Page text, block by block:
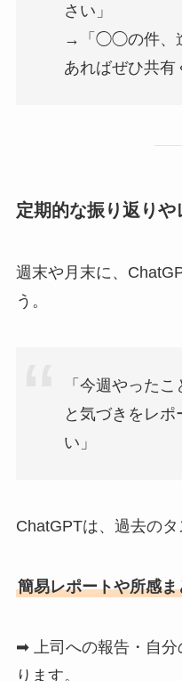
さい」
→「◯◯の件、
あればぜひ共
定期的な振り返り
週末や月末に、
う。
「今週やった
と気づきをレポ
い」
ChatGPTは、過去の
簡易レポートや所感ま
➡ 上司への報告・自分
ります。